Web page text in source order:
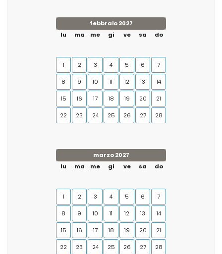
febbraio 2027
lu
ma me gi ve sa do
1 2 3 4 5 6 7
8 9 10 11 12 13 14
15 16 17 18 19 20 21
22 23 24 25 26 27 28
marzo 2027
lu
ma me gi ve sa do
1 2 3 4 5 6 7
8 9 10 11 12 13 14
15 16 17 18 19 20 21
22 23 24 25 26 27 28